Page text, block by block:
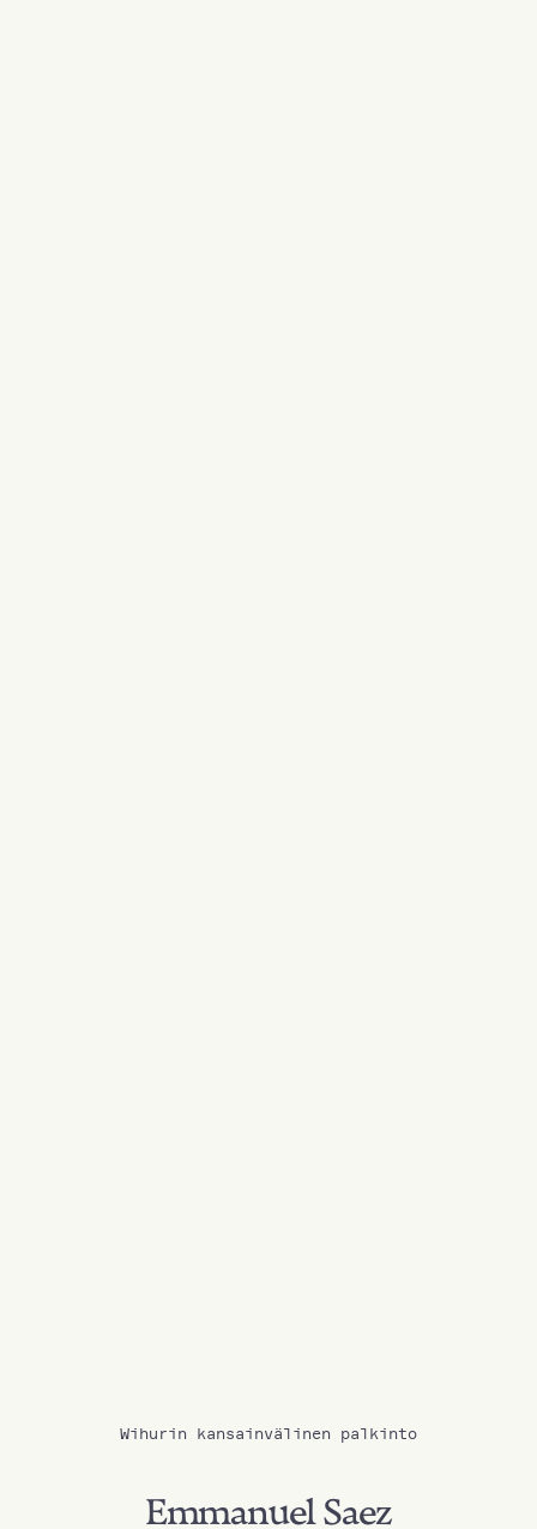
Wihurin kansainvälinen palkinto
Emmanuel Saez